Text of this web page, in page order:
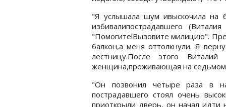
"Я услышала шум ивыскочила на
избивалипострадавшего
"Помогите!Вызовите милицию".
балкон,а меня оттолкнули. Я
лестницу.После этого
женщина,проживающая на седьмом
"Он позвонил четыре раза в
пострадавшего стоял очень
приоткрыли дверь, он начал идти